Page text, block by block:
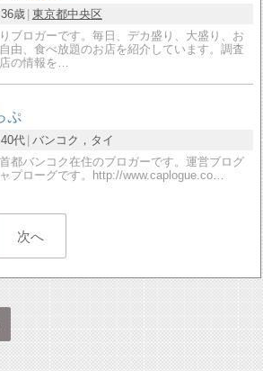
36歳 東京都中央区
ブロガーです。毎日、デカ盛り、大盛り、お
由、食べ放題のお店を紹介しています。調査
の情報を…
ぷ
40代
バンコク，タイ
都バンコク在住のブロガーです。運営ブログ
プローグです。http://www.caplogue.co…
次へ